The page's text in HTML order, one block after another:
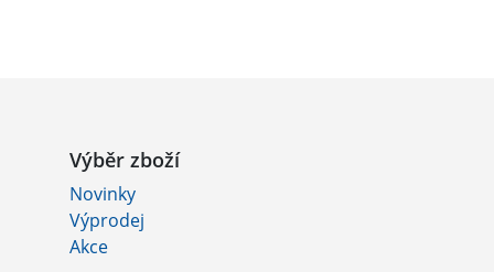
Výběr zboží
Novinky
Výprodej
Akce